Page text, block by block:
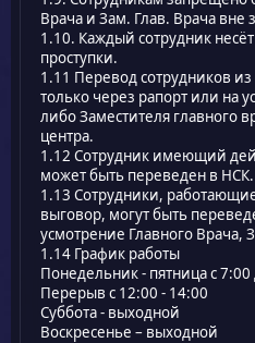
Врача и Зам. Глав. Врача вне
1.10. Каждый сотрудник несёт
проступки.
1.11 Перевод сотрудников
только через рапорт или на
либо Заместителя главного
центра.
1.12 Сотрудник имеющий
может быть переведен в НСК.
1.13 Сотрудники,
выговор, могут быть
усмотрение Главного Врача,
1.14 График работы
Понедельник - пятница с 7:00
Перерыв с 12:00 - 14:00
Cуббота - выходной
Воскресенье – выходной